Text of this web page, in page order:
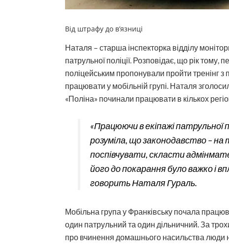
Від штрафу до в’язниці
Наталя – старша інспекторка відділу
пат­рульної поліції. Розповідає, що рік
поліцейським пропонували пройти тренінг
працювати у мобільній групі. Наталя
«Поліна» починали працювати в кількох
«Працюючи в екіпажі патрульної
розуміла, що законодавство – на
поспівчувати, скласти
його до покарання було важко і
говорить Наталя Гураль.
Мобільна група у Франківську почала
один патрульний та один дільничний. За
про вчинення домашнього насильства люди